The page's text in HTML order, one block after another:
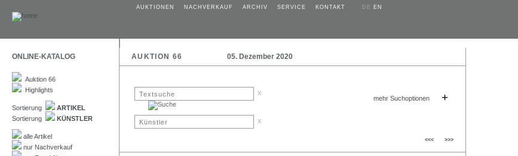
AUKTIONEN NACHVERKAUF ARCHIV SERVICE KONTAKT DE EN
ONLINE-KATALOG AUKTION 66 05. Dezember 2020
Auktion 66
Highlights
Sortierung
ARTIKEL
Sortierung
KÜNSTLER
alle Artikel
nur Nachverkauf
x
mehr Suchoptionen +
x
<<< >>>